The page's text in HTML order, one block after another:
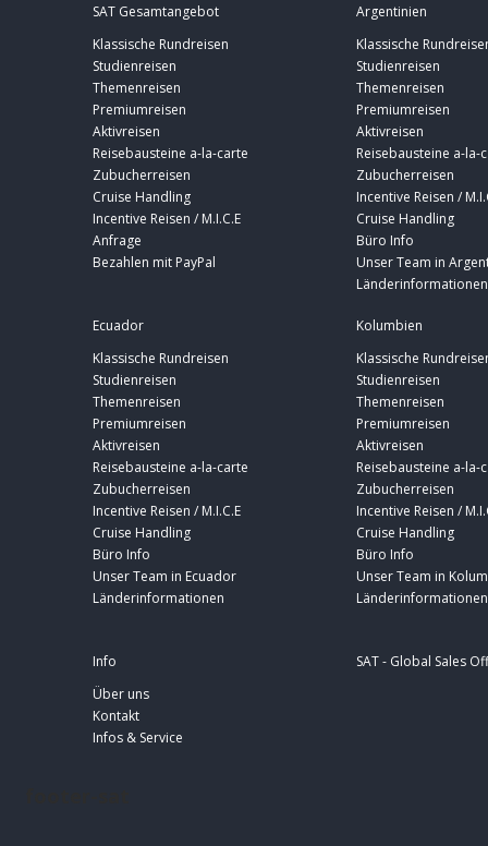
SAT Gesamtangebot
Klassische Rundreisen
Studienreisen
Themenreisen
Premiumreisen
Aktivreisen
Reisebausteine a-la-carte
Zubucherreisen
Cruise Handling
Incentive Reisen / M.I.C.E
Anfrage
Bezahlen mit PayPal
Argentinien
Klassische
Studienreisen
Themenreisen
Premiumreisen
Aktivreisen
Reisebausteine a-la-
Zubucherreisen
Incentive Reisen /
Cruise Handling
Büro Info
Unser Team in
Länderinformationen
Ecuador
Klassische Rundreisen
Studienreisen
Themenreisen
Premiumreisen
Aktivreisen
Reisebausteine a-la-carte
Zubucherreisen
Incentive Reisen / M.I.C.E
Cruise Handling
Büro Info
Unser Team in Ecuador
Länderinformationen
Kolumbien
Klassische
Studienreisen
Themenreisen
Premiumreisen
Aktivreisen
Reisebausteine a-la-
Zubucherreisen
Incentive Reisen /
Cruise Handling
Büro Info
Unser Team in
Länderinformationen
Info
Über uns
Kontakt
Infos & Service
SAT - Global Sales